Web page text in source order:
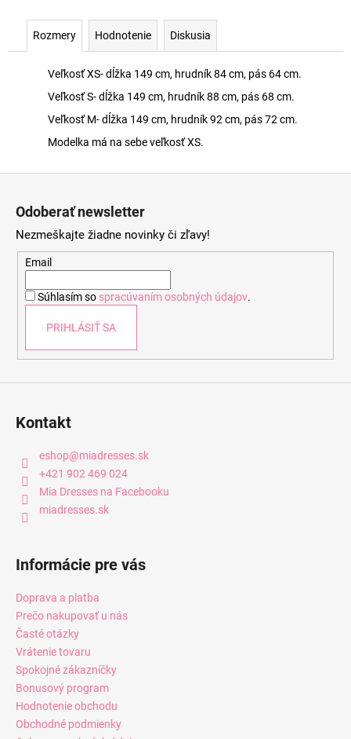
Rozmery Hodnotenie Diskusia
Veľkosť XS- dĺžka 149 cm, hrudník 84 cm, pás 64 cm.
Veľkosť S- dĺžka 149 cm, hrudník 88 cm, pás 68 cm.
Veľkosť M- dĺžka 149 cm, hrudník 92 cm, pás 72 cm.
Modelka má na sebe veľkosť XS.
Odoberať newsletter
Nezmeškajte žiadne novinky či zľavy!
Email
Súhlasím so spracúvaním osobných údajov.
PRIHLÁSIŤ SA
Kontakt
eshop@miadresses.sk
+421 902 469 024
Mia Dresses na Facebooku
miadresses.sk
Informácie pre vás
Doprava a platba
Prečo nakupovať u nás
Časté otázky
Vrátenie tovaru
Spokojné zákazníčky
Bonusový program
Hodnotenie obchodu
Obchodné podmienky